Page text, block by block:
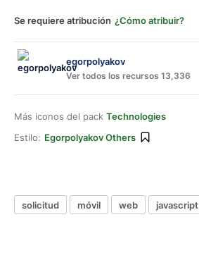
Se requiere atribución ¿Cómo atribuir?
egorpolyakov
Ver todos los recursos 13,336
Más iconos del pack Technologies
Estilo: Egorpolyakov Others
solicitud móvil web javascript